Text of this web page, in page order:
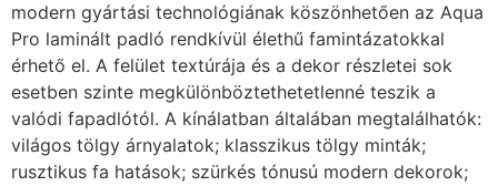
modern gyártási technológiának köszönhetően az Aqua
Pro laminált padló rendkívül élethű famintázatokkal
érhető el. A felület textúrája és a dekor részletei sok
esetben szinte megkülönböztethetetlenné teszik a
valódi fapadlótól. A kínálatban általában megtalálhatók:
világos tölgy árnyalatok; klasszikus tölgy minták;
rusztikus fa hatások; szürkés tónusú modern dekorok;